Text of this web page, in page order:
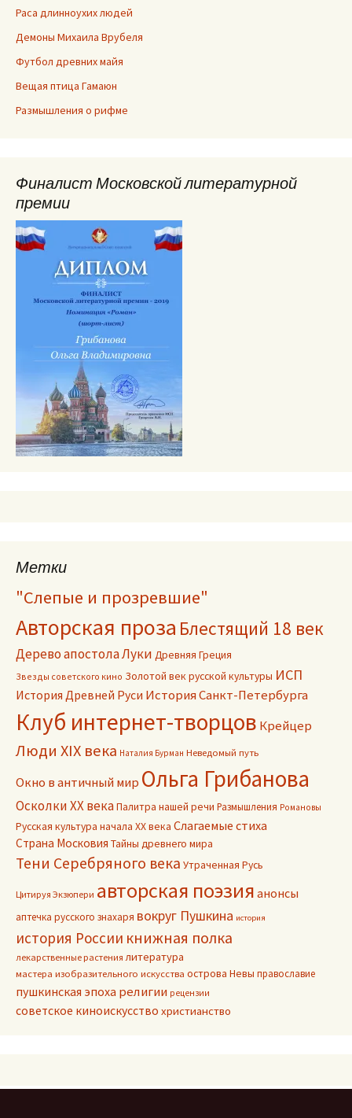
Раса длинноухих людей
Демоны Михаила Врубеля
Футбол древних майя
Вещая птица Гамаюн
Размышления о рифме
Финалист Московской литературной
премии
Метки
"Слепые и прозревшие"
Авторская проза Блестящий 18 век
Дерево апостола Луки Древняя Греция
Звезды советского кино Золотой век русской культуры ИСП
История Древней Руси История Санкт-Петербурга
Клуб интернет-творцов Крейцер
Люди XIX века Наталия Бурман Неведомый путь
Окно в античный мир Ольга Грибанова
Осколки ХХ векаПалитра нашей речи Размышления Романовы
Русская культура начала ХХ века Слагаемые стиха
Страна Московия Тайны древнего мира
Тени Серебряного века Утраченная Русь
Цитируя Экзюпери авторская поэзия анонсы
аптечка русского знахаря вокруг Пушкина история
история России книжная полка
лекарственные растения литература
мастера изобразительного искусства острова Невы православие
пушкинская эпоха религии рецензии
советское киноискусство христианство